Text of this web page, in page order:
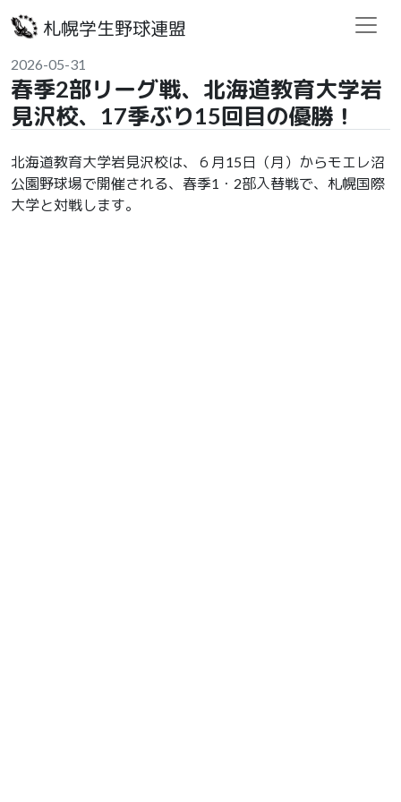
札幌学生野球連盟
2026-05-31
春季2部リーグ戦、北海道教育大学岩
見沢校、17季ぶり15回目の優勝！
北海道教育大学岩見沢校は、６月15日（月）からモエレ沼
公園野球場で開催される、春季1・2部入替戦で、札幌国際
大学と対戦します。